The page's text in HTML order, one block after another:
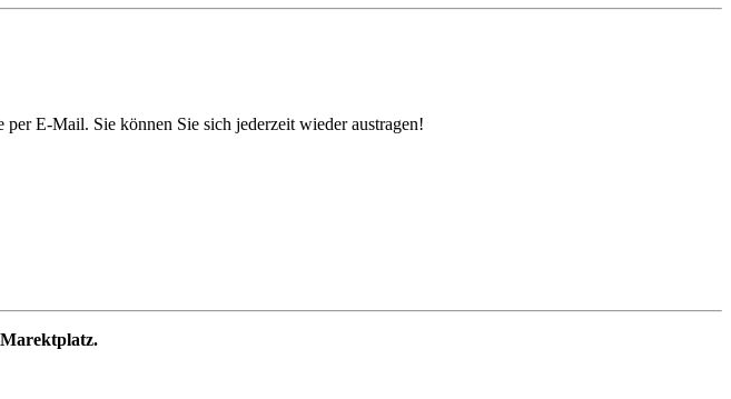
E-Mail. Sie können Sie sich jederzeit wieder austragen!